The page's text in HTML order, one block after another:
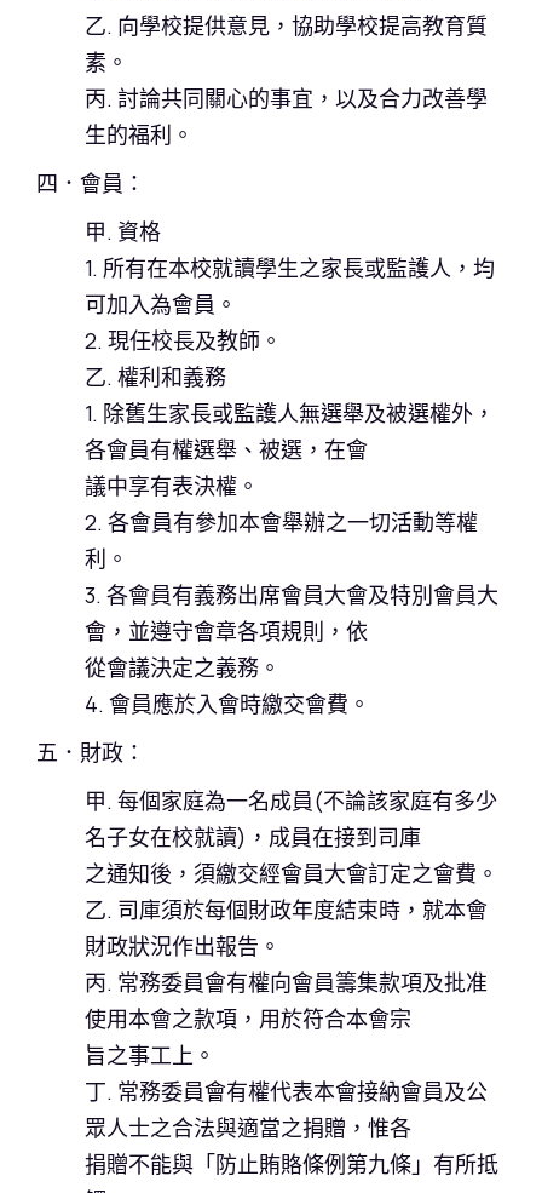
乙. 向學校提供意見，協助學校提高教育質
素。
丙. 討論共同關心的事宜，以及合力改善學
生的福利。
四．會員：
甲. 資格
1. 所有在本校就讀學生之家長或監護人，均
可加入為會員。
2. 現任校長及教師。
乙. 權利和義務
1. 除舊生家長或監護人無選舉及被選權外，
各會員有權選舉、被選，在會
議中享有表決權。
2. 各會員有參加本會舉辦之一切活動等權
利。
3. 各會員有義務出席會員大會及特別會員大
會，並遵守會章各項規則，依
從會議決定之義務。
4. 會員應於入會時繳交會費。
五．財政：
甲. 每個家庭為一名成員(不論該家庭有多少
名子女在校就讀)，成員在接到司庫
之通知後，須繳交經會員大會訂定之會費。
乙. 司庫須於每個財政年度結束時，就本會
財政狀況作出報告。
丙. 常務委員會有權向會員籌集款項及批准
使用本會之款項，用於符合本會宗
旨之事工上。
丁. 常務委員會有權代表本會接納會員及公
眾人士之合法與適當之捐贈，惟各
捐贈不能與「防止賄賂條例第九條」有所抵